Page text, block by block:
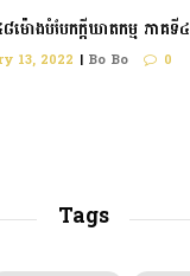
ម៉ោងបំបែកក្តីឃាតកម្ម ភាគទី៤
13, 2022 | Bo Bo 0
Tags